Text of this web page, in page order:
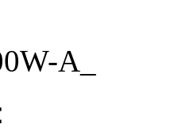
A_